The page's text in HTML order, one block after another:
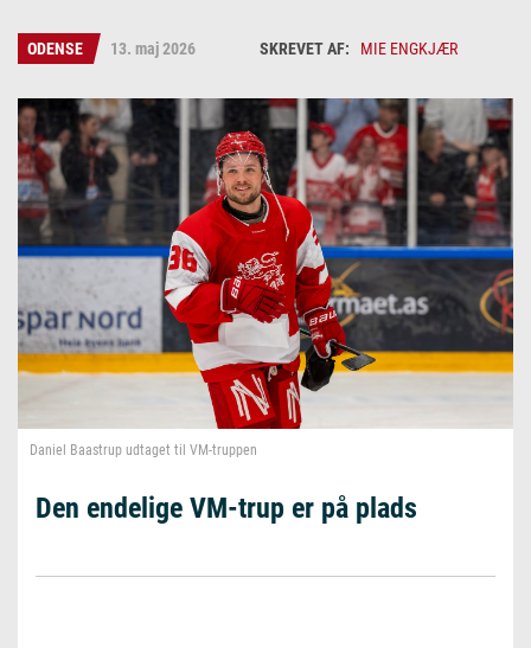
ODENSE 13. maj 2026 MIE ENGKJÆR
Daniel Baastrup udtaget til VM-truppen
Den endelige VM-trup er på plads